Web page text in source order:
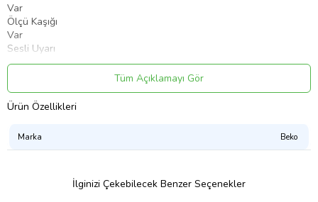
Var
Ölçü Kaşığı
Var
Sesli Uyarı
Var
Paslanmaz Çelik
Su Tankı
1.5 L
Tüm Açıklamayı Gör
Ürün Özellikleri
Marka Beko
İlginizi Çekebilecek Benzer Seçenekler